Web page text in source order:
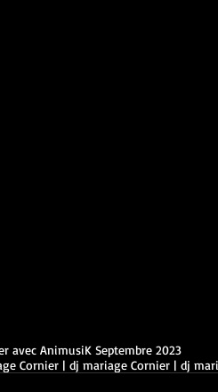
avec AnimusiK Septembre 2023
Cornier | dj mariage Cornier | dj